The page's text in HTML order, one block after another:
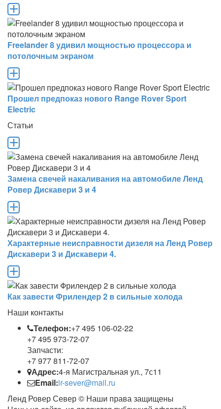
Freelander 8 удивил мощностью процессора и
потолочным экраном
Прошел предпоказ нового Range Rover Sport
Electric
Статьи
Замена свечей накаливания на автомобиле Ленд
Ровер Дискавери 3 и 4
Характерные неисправности дизеля на Ленд Ровер
Дискавери 3 и Дискавери 4.
Как завести Фрилендер 2 в сильные холода
Наши контакты
Телефон:+7 495 106-02-22
+7 495 973-72-07
Запчасти:
+7 977 811-72-07
Адрес:4-я Магистральная ул., 7с11
Email:lr-sever@mail.ru
Ленд Ровер Север © Наши права защищены